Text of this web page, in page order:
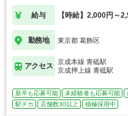
給与 【時給】2,000円～
勤務地 東京都 葛飾区
アクセス
京成本線 青砥駅
京成押上線 青砥駅
新卒も応募可能 未経験者も応募可能
駅チカ
店舗数30以上 積極採用中